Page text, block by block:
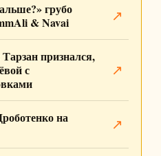
грубо
& Navai
↗
признался,
с
↗
на
↗